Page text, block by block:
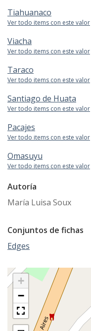
Tiahuanaco
Ver todo items con este valor
Viacha
Ver todo items con este valor
Taraco
Ver todo items con este valor
Santiago de Huata
Ver todo items con este valor
Pacajes
Ver todo items con este valor
Omasuyu
Ver todo items con este valor
Autoría
María Luisa Soux
Conjuntos de fichas
Edges
+
−